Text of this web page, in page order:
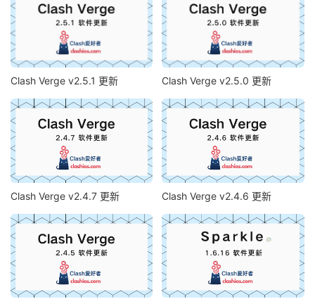
Clash Verge v2.5.1 更新 Clash Verge v2.5.0 更新
Clash Verge v2.4.7 更新 Clash Verge v2.4.6 更新